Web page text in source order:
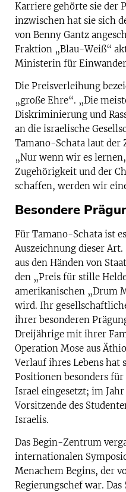
Karriere gehörte sie der
inzwischen hat sie sich
von Benny Gantz
Fraktion „Blau-Weiß“
Ministerin für
Die Preisverleihung
„große Ehre“. „Die
Diskriminierung und
an die israelische
Tamano-Schata laut der
„Nur wenn wir es
Zugehörigkeit und der
schaffen, werden wir
Besondere
Für Tamano-Schata ist
Auszeichnung dieser
aus den Händen von
den „Preis für stille
amerikanischen „Drum
wird. Ihr
ihrer besonderen
Dreijährige mit ihrer
Operation Mose aus
Verlauf ihres Lebens hat
Positionen besonders
Israel eingesetzt; im
Vorsitzende des
Israelis.
Das Begin-Zentrum
internationalen
Menachem Begins, der
Regierungschef war.